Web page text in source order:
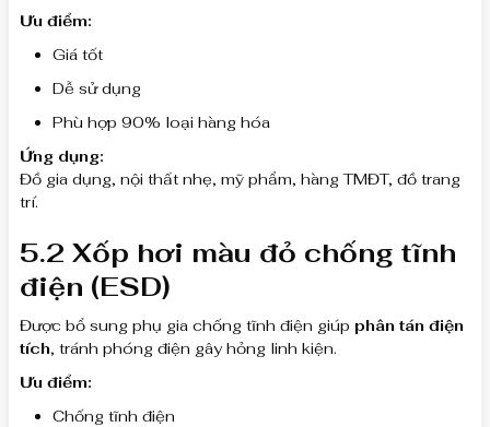
Ưu điểm:
Giá tốt
Dễ sử dụng
Phù hợp 90% loại hàng hóa
Ứng dụng:
Đồ gia dụng, nội thất nhẹ, mỹ phẩm, hàng TMĐT, đồ trang
trí.
5.2 Xốp hơi màu đỏ chống tĩnh
điện (ESD)
Được bổ sung phụ gia chống tĩnh điện giúp phân tán điện
tích, tránh phóng điện gây hỏng linh kiện.
Ưu điểm:
Chống tĩnh điện